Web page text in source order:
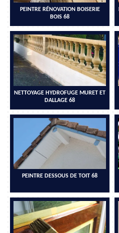
PEINTRE RÉNOVATION BOISERIE
BOIS 68
NETTOYAGE HYDROFUGE MURET ET
DALLAGE 68
PEINTRE DESSOUS DE TOIT 68